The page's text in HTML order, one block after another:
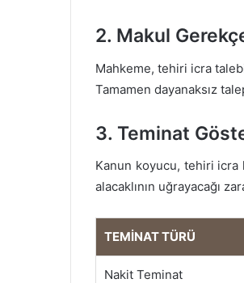
2. Makul
Mahkeme, tehiri icra
Tamamen dayanaksız
3. Teminat
Kanun koyucu, tehiri icra
alacaklının uğrayacağı
TEMINAT TÜRÜ
Nakit Teminat